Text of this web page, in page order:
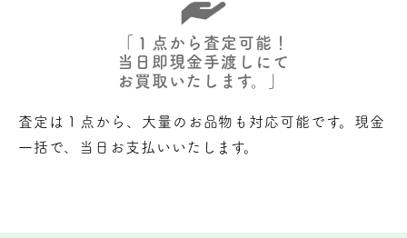
「１点から査定可能！
当日即現金手渡しにて
お買取いたします。」
査定は１点から、大量のお品物も対応可能です。現金
一括で、当日お支払いいたします。